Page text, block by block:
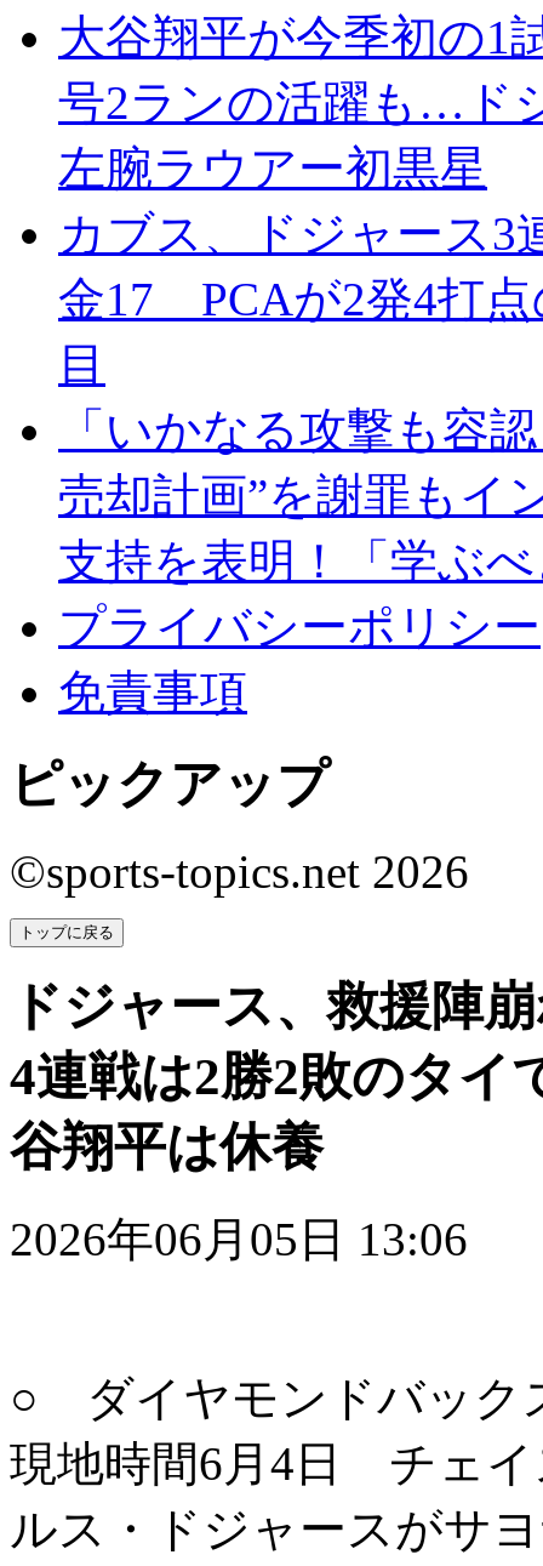
大谷翔平が今季初の1
号2ランの活躍も…ド
左腕ラウアー初黒星
カブス、ドジャース3
金17 PCAが2発4打
目
「いかなる攻撃も容
売却計画”を謝罪もイ
支持を表明！「学ぶ
プライバシーポリシー
免責事項
ピックアップ
©sports-topics.net 2026
トップに戻る
ドジャース、救援陣
4連戦は2勝2敗のタ
谷翔平は休養
2026年06月05日 13:06
○ ダイヤモンドバッ
現地時間6月4日 チェ
ルス・ドジャースがサ